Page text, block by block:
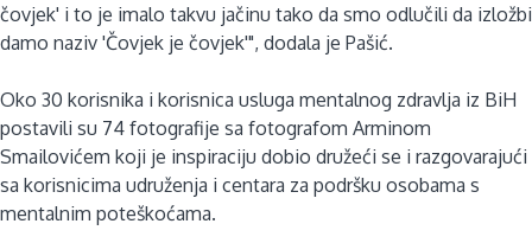
čovjek' i to je imalo takvu jačinu tako da smo odlučili da izložbi
damo naziv 'Čovjek je čovjek'", dodala je Pašić.
Oko 30 korisnika i korisnica usluga mentalnog zdravlja iz BiH
postavili su 74 fotografije sa fotografom Arminom
Smailovićem koji je inspiraciju dobio družeći se i razgovarajući
sa korisnicima udruženja i centara za podršku osobama s
mentalnim poteškoćama.